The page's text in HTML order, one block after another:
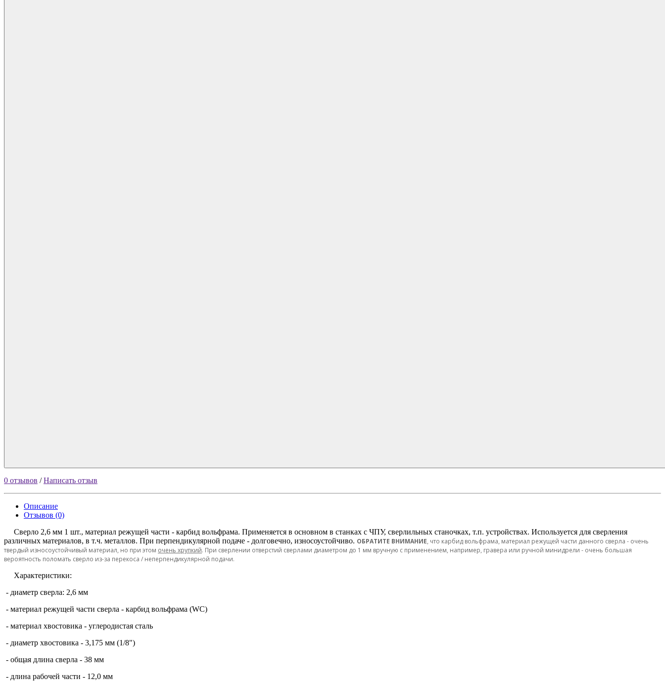
0 отзывов /Написать отзыв
Описание
Отзывов (0)
Сверло 2,6 мм 1 шт., материал режущей части - карбид вольфрама. Применяется в основном в станках с ЧПУ, сверлильных станочках, т.п. устройствах. Используется для сверления
различных материалов, в т.ч. металлов. При перпендикулярной подаче - долговечно, износоустойчиво. ОБРАТИТЕ ВНИМАНИЕ, что карбид вольфрама, материал режущей части данного сверла - очень
твердый износоустойчивый материал, но при этом очень хрупкий. При сверлении отверстий сверлами диаметром до 1 мм вручную с применением, например, гравера или ручной минидрели - очень большая
вероятность поломать сверло из-за перекоса / неперпендикулярной подачи.
Характеристики:
- диаметр сверла: 2,6 мм
- материал режущей части сверла - карбид вольфрама (WC)
- материал хвостовика - углеродистая сталь
- диаметр хвостовика - 3,175 мм (1/8")
- общая длина сверла - 38 мм
- длина рабочей части - 12,0 мм